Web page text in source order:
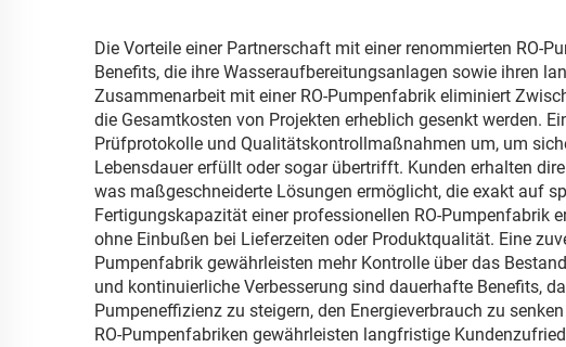
Die Vorteile einer Partnerschaft mit einer renommierten RO-
Benefits, die ihre Wasseraufbereitungsanlagen sowie ihren
Zusammenarbeit mit einer RO-Pumpenfabrik eliminiert
die Gesamtkosten von Projekten erheblich gesenkt werden.
Prüfprotokolle und Qualitätskontrollmaßnahmen um, um
Lebensdauer erfüllt oder sogar übertrifft. Kunden erhalten
was maßgeschneiderte Lösungen ermöglicht, die exakt auf
Fertigungskapazität einer professionellen RO-Pumpenfabrik
ohne Einbußen bei Lieferzeiten oder Produktqualität. Eine
Pumpenfabrik gewährleisten mehr Kontrolle über das
und kontinuierliche Verbesserung sind dauerhafte Benefits,
Pumpeneffizienz zu steigern, den Energieverbrauch zu
RO-Pumpenfabriken gewährleisten langfristige